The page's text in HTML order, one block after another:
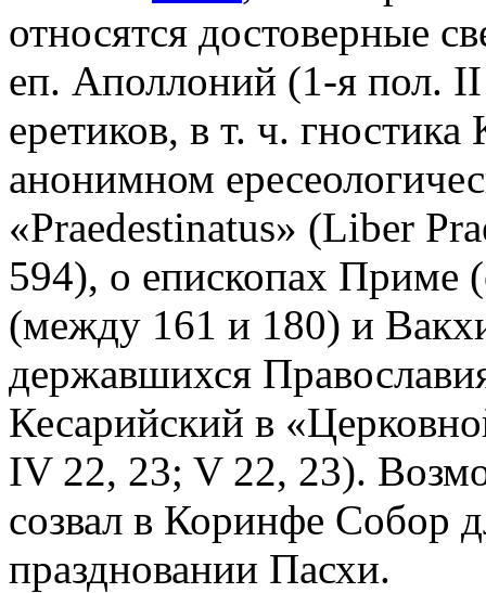
относятся достоверные
еп. Аполлоний (1-я пол.
еретиков, в т. ч.
анонимном
«Praedestinatus» (Liber
594), о епископах
(между 161 и 180) и
державшихся
Кесарийский в
IV 22, 23; V 22, 23).
созвал в Коринфе Собор
праздновании Пасхи.